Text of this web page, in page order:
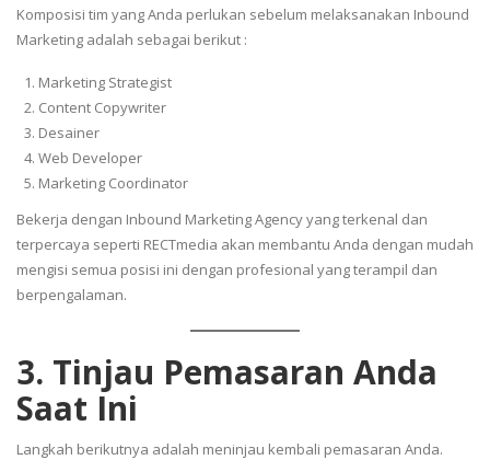
Komposisi tim yang Anda perlukan sebelum melaksanakan Inbound
Marketing adalah sebagai berikut :
Marketing Strategist
Content Copywriter
Desainer
Web Developer
Marketing Coordinator
Bekerja dengan Inbound Marketing Agency yang terkenal dan
terpercaya seperti RECTmedia akan membantu Anda dengan mudah
mengisi semua posisi ini dengan profesional yang terampil dan
berpengalaman.
3. Tinjau Pemasaran Anda
Saat Ini
Langkah berikutnya adalah meninjau kembali pemasaran Anda.